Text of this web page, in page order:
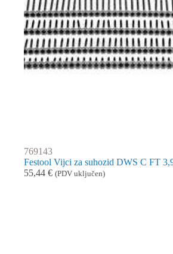
769143
Festool Vijci za suhozid DWS C FT
55,44 € (PDV uključen)